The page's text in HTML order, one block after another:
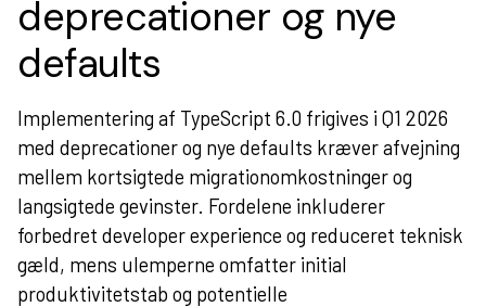
deprecationer og nye
defaults
Implementering af TypeScript 6.0 frigives i Q1 2026
med deprecationer og nye defaults kræver afvejning
mellem kortsigtede migrationomkostninger og
langsigtede gevinster. Fordelene inkluderer
forbedret developer experience og reduceret teknisk
gæld, mens ulemperne omfatter initial
produktivitetstab og potentielle